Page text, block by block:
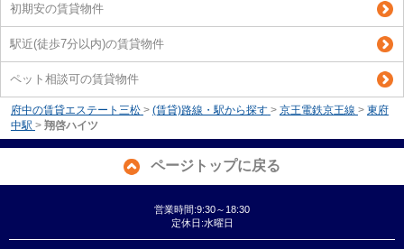
初期安の賃貸物件
駅近(徒歩7分以内)の賃貸物件
ペット相談可の賃貸物件
府中の賃貸エステート三松 > (賃貸)路線・駅から探す > 京王電鉄京王線 > 東府
中駅 > 翔啓ハイツ
ページトップに戻る
営業時間:9:30～18:30
定休日:水曜日